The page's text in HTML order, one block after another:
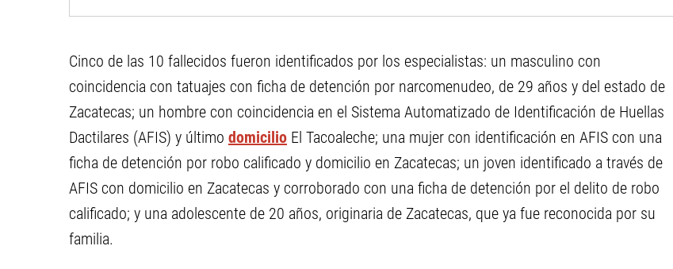
Cinco de las 10 fallecidos fueron identificados por los especialistas: un masculino con
coincidencia con tatuajes con ficha de detención por narcomenudeo, de 29 años y del estado de
Zacatecas; un hombre con coincidencia en el Sistema Automatizado de Identificación de Huellas
Dactilares (AFIS) y último domicilio El Tacoaleche; una mujer con identificación en AFIS con una
ficha de detención por robo calificado y domicilio en Zacatecas; un joven identificado a través de
AFIS con domicilio en Zacatecas y corroborado con una ficha de detención por el delito de robo
calificado; y una adolescente de 20 años, originaria de Zacatecas, que ya fue reconocida por su
familia.